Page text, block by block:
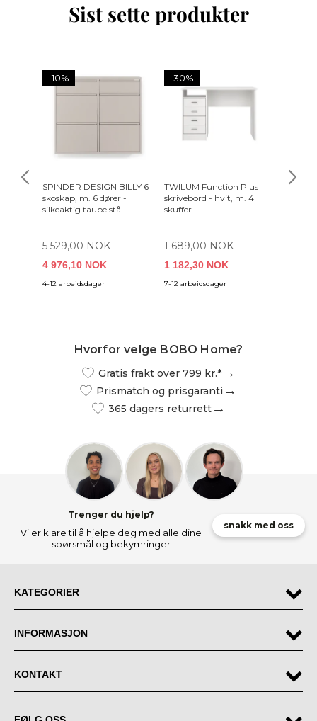
Sist sette produkter
-10%
SPINDER DESIGN BILLY 6
skoskap, m. 6 dører -
silkeaktig taupe stål
5 529,00 NOK
4 976,10 NOK
4-12 arbeidsdager
-30%
TWILUM Function Plus
skrivebord - hvit, m. 4
skuffer
1 689,00 NOK
1 182,30 NOK
7-12 arbeidsdager
Hvorfor velge BOBO Home?
Gratis frakt over 799 kr.*
Prismatch og prisgaranti
365 dagers returrett
Trenger du hjelp?
Vi er klare til å hjelpe deg med alle dine
spørsmål og bekymringer
snakk med oss
KATEGORIER
INFORMASJON
KONTAKT